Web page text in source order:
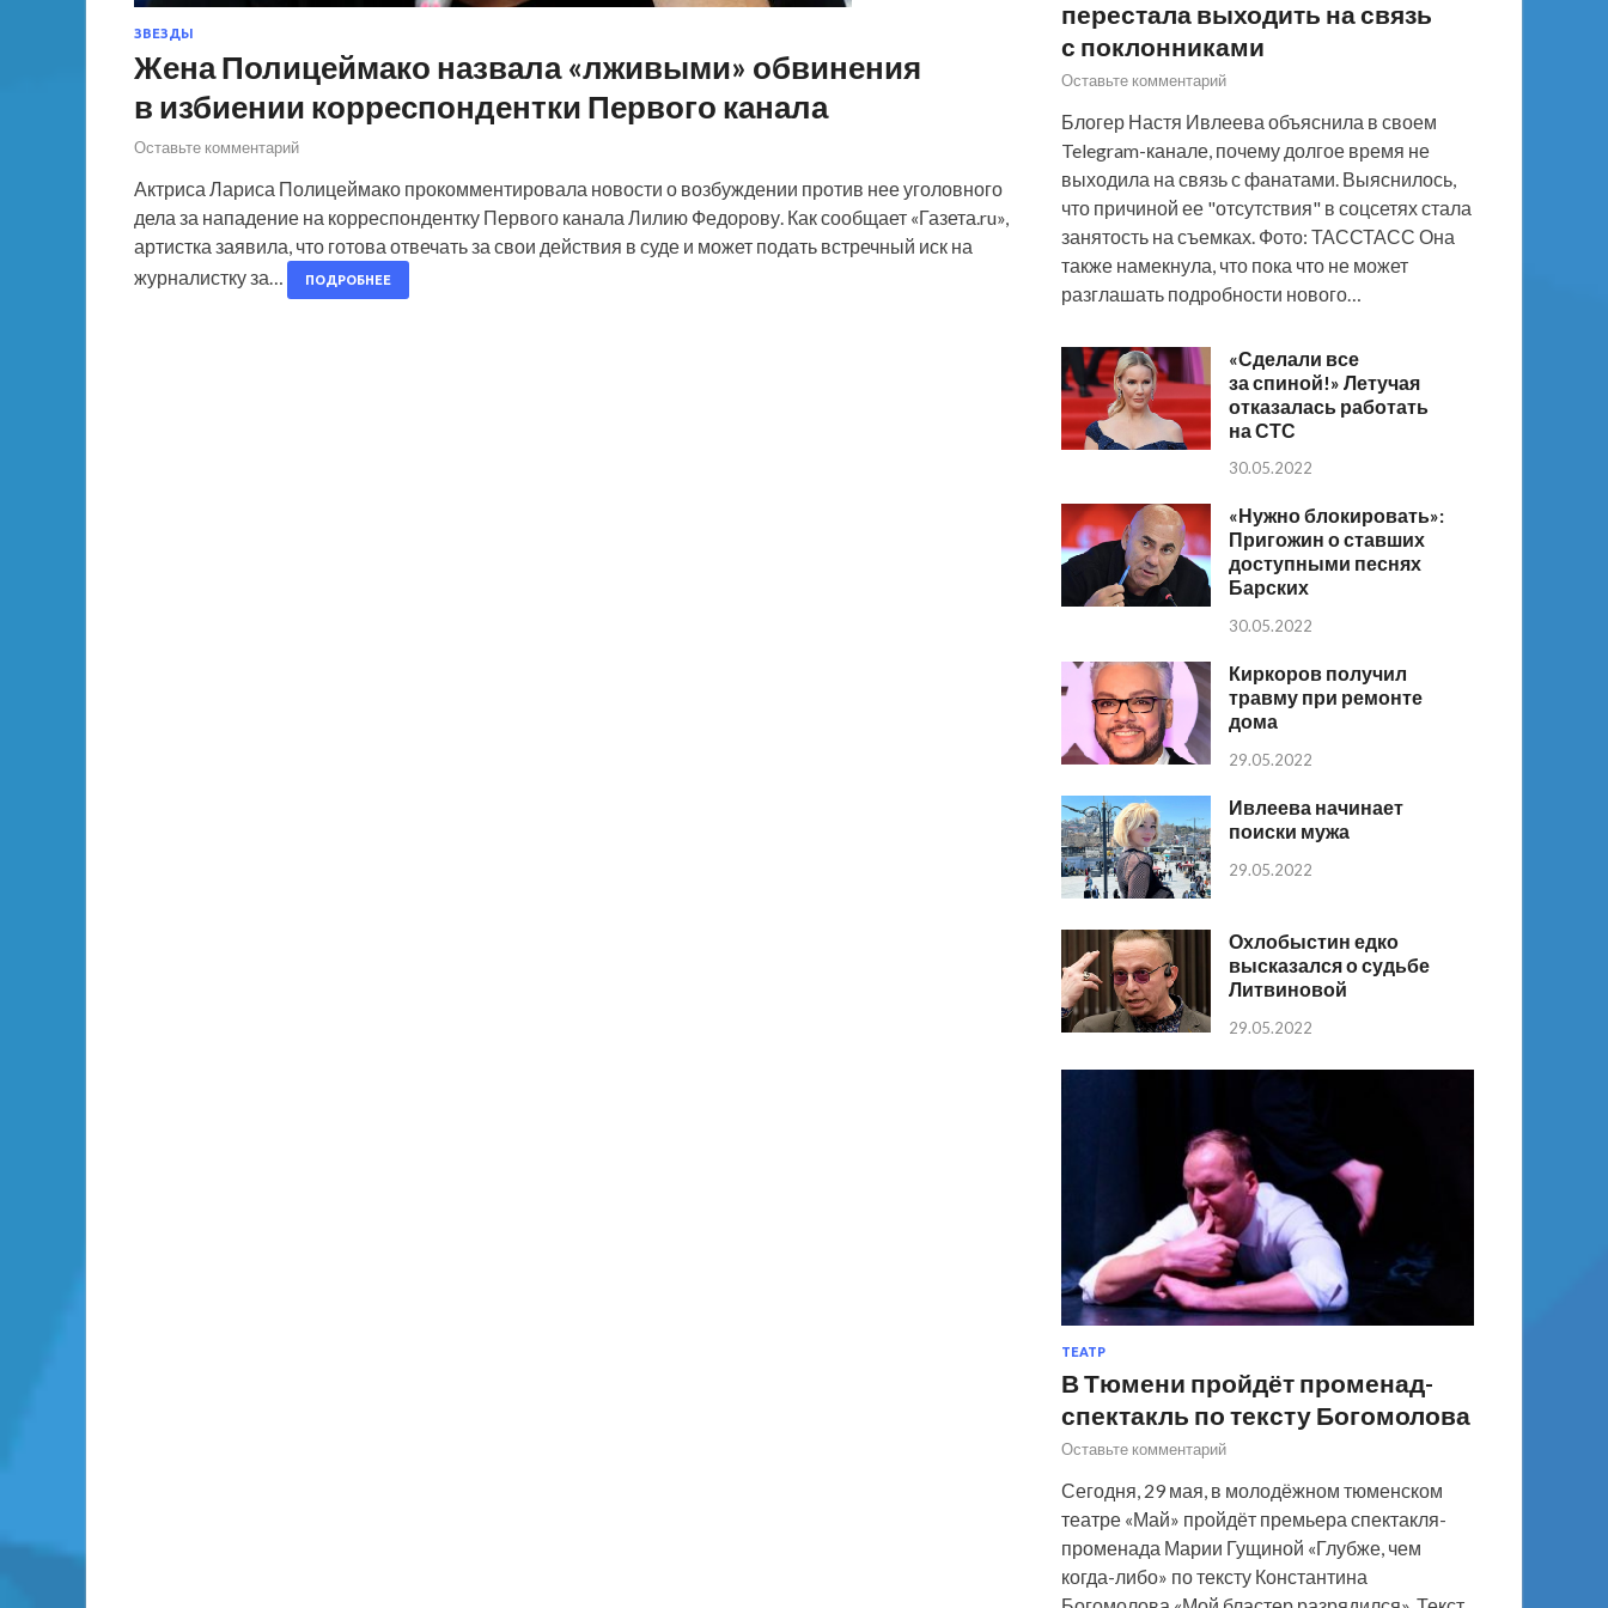
ЗВЕЗДЫ
Жена Полицеймако назвала «лживыми» обвинения
в избиении корреспондентки Первого канала
Оставьте комментарий
Актриса Лариса Полицеймако прокомментировала новости о возбуждении против нее уголовного
дела за нападение на корреспондентку Первого канала Лилию Федорову. Как сообщает «Газета.ru»,
артистка заявила, что готова отвечать за свои действия в суде и может подать встречный иск на
журналистку за…
ПОДРОБНЕЕ
перестала выходить на связь
с поклонниками
Оставьте комментарий
Блогер Настя Ивлеева объяснила в своем
Telegram-канале, почему долгое время не
выходила на связь с фанатами. Выяснилось,
что причиной ее "отсутствия" в соцсетях стала
занятость на съемках. Фото: ТАССТАСС Она
также намекнула, что пока что не может
разглашать подробности нового…
«Сделали все
за спиной!» Летучая
отказалась работать
на СТС
30.05.2022
«Нужно блокировать»:
Пригожин о ставших
доступными песнях
Барских
30.05.2022
Киркоров получил
травму при ремонте
дома
29.05.2022
Ивлеева начинает
поиски мужа
29.05.2022
Охлобыстин едко
высказался о судьбе
Литвиновой
29.05.2022
ТЕАТР
В Тюмени пройдёт променад-
спектакль по тексту Богомолова
Оставьте комментарий
Сегодня, 29 мая, в молодёжном тюменском
театре «Май» пройдёт премьера спектакля-
променада Марии Гущиной «Глубже, чем
когда-либо» по тексту Константина